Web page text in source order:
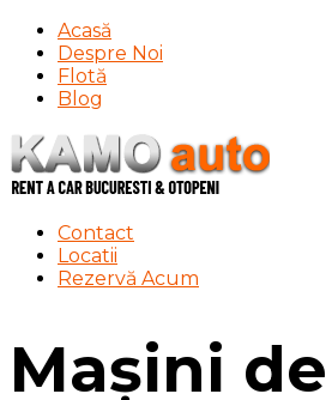
Acasă
Despre Noi
Flotă
Blog
Contact
Locatii
Rezervă Acum
Mașini de